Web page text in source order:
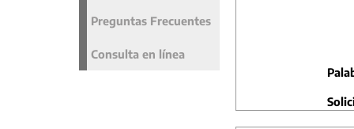
Preguntas Frecuentes
Consulta en línea